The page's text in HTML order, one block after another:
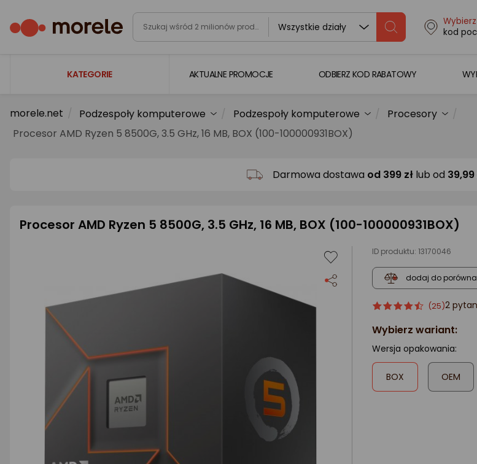
Wszystkie działy
Wybierz
kod
KATEGORIE
Laptopy
Komputery
Telewizory i audio
Dom i ogród
Biuro i firma
Sport i turystyka
Zabawki i dziecko
Uroda i zdrowie
Supermarket
AKTUALNE PROMOCJE ODBIERZ KOD RABATOWY
morele.net Podzespoły komputerowe Podzespoły komputerowe
Procesory
Procesor AMD Ryzen 5 8500G, 3.5 GHz, 16 MB, BOX (100-100000931BOX)
Darmowa dostawa od 399 zł lub od 39,99
Procesor AMD Ryzen 5 8500G, 3.5 GHz, 16 MB, BOX (100-100000931BOX)
ID produktu: 13170046
dodaj do
ocena
4.5/5
Ocena
(25)2
Wybierz wariant:
Wersja opakowania:
BOX
zaznaczone
OEM